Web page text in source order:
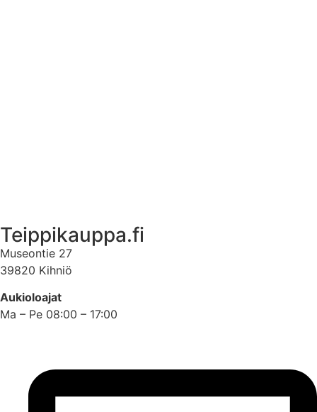
Teippikauppa.fi
Museontie 27
39820 Kihniö
Aukioloajat
Ma – Pe 08:00 – 17:00